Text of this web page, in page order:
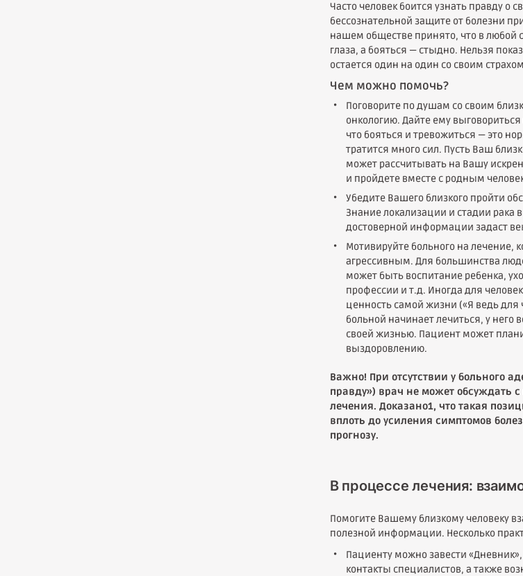
Часто человек боится узнать правду о
бессознательной защите от болезни
нашем обществе принято, что в любой
глаза, а бояться — стыдно. Нельзя
остается один на один со своим
Чем можно помочь?
Поговорите по душам со своим
онкологию. Дайте ему выговориться
что бояться и тревожиться — это
тратится много сил. Пусть Ваш
может рассчитывать на Вашу
и пройдете вместе с родным
Убедите Вашего близкого пройти
Знание локализации и стадии рака
достоверной информации задаст
Мотивируйте больного на лечение,
агрессивным. Для большинства
может быть воспитание ребенка,
профессии и т.д. Иногда для
ценность самой жизни («Я ведь для
больной начинает лечиться, у
своей жизнью. Пациент может
выздоровлению.
Важно! При отсутствии у больного
правду») врач не может обсуждать
лечения. Доказано1, что такая
вплоть до усиления симптомов
прогнозу.
В процессе лечения:
Помогите Вашему близкому человеку
полезной информации. Несколько
Пациенту можно завести
контакты специалистов, а также